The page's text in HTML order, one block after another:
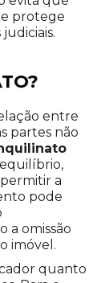
protege
entre
partes não
a
pode
a omissão
imóvel.
quanto